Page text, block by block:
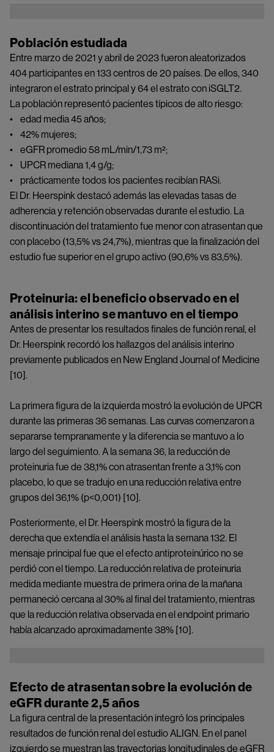
Población estudiada
Entre marzo de 2021 y abril de 2023 fueron aleatorizados
404 participantes en 133 centros de 20 países. De ellos, 340
integraron el estrato principal y 64 el estrato con iSGLT2.
La población representó pacientes típicos de alto riesgo:
• edad media 45 años;
• 42% mujeres;
• eGFR promedio 58 mL/min/1,73 m²;
• UPCR mediana 1,4 g/g;
• prácticamente todos los pacientes recibían RASi.
El Dr. Heerspink destacó además las elevadas tasas de
adherencia y retención observadas durante el estudio. La
discontinuación del tratamiento fue menor con atrasentan que
con placebo (13,5% vs 24,7%), mientras que la finalización del
estudio fue superior en el grupo activo (90,6% vs 83,5%).
Proteinuria: el beneficio observado en el
análisis interino se mantuvo en el tiempo
Antes de presentar los resultados finales de función renal, el
Dr. Heerspink recordó los hallazgos del análisis interino
previamente publicados en New England Journal of Medicine
[10].
La primera figura de la izquierda mostró la evolución de UPCR
durante las primeras 36 semanas. Las curvas comenzaron a
separarse tempranamente y la diferencia se mantuvo a lo
largo del seguimiento. A la semana 36, la reducción de
proteinuria fue de 38,1% con atrasentan frente a 3,1% con
placebo, lo que se tradujo en una reducción relativa entre
grupos del 36,1% (p<0,001) [10].
Posteriormente, el Dr. Heerspink mostró la figura de la
derecha que extendía el análisis hasta la semana 132. El
mensaje principal fue que el efecto antiproteinúrico no se
perdió con el tiempo. La reducción relativa de proteinuria
medida mediante muestra de primera orina de la mañana
permaneció cercana al 30% al final del tratamiento, mientras
que la reducción relativa observada en el endpoint primario
había alcanzado aproximadamente 38% [10].
Efecto de atrasentan sobre la evolución de
eGFR durante 2,5 años
La figura central de la presentación integró los principales
resultados de función renal del estudio ALIGN. En el panel
izquierdo se muestran las trayectorias longitudinales de eGFR